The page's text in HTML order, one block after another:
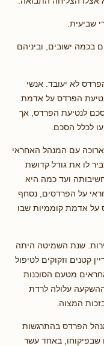
שביעית.
בכמה ישובים, וביניהם
לא יעובד. אנשי
נטיעת הפרדס על אדמת
לנטיעת הפרדס, אך
לכלל הסכם.
עם המנהל האחראי
לו את גודל קדושת
ועד כמה היא
על הפרדסים, נסחף
על אדמת קוממיות שבו
שנת השמיטה היתה
קטנים וזקוקים לטיפול
מטעם הסוכנות
עלולה לרדת
המצוה.
הפרדס בהתרגשות
שבפיקוחו, באחד עשר